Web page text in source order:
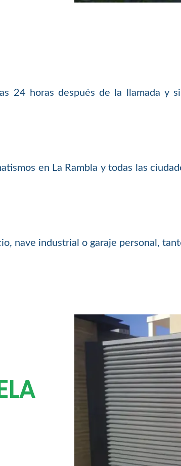
24 horas después de la llamada y
en La Rambla y todas las
nave industrial o garaje personal,